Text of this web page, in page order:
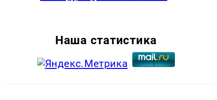
Наша статистика